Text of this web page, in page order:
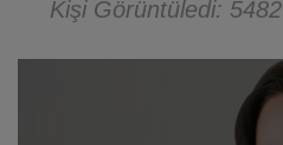
Kişi Görüntüledi: 5482